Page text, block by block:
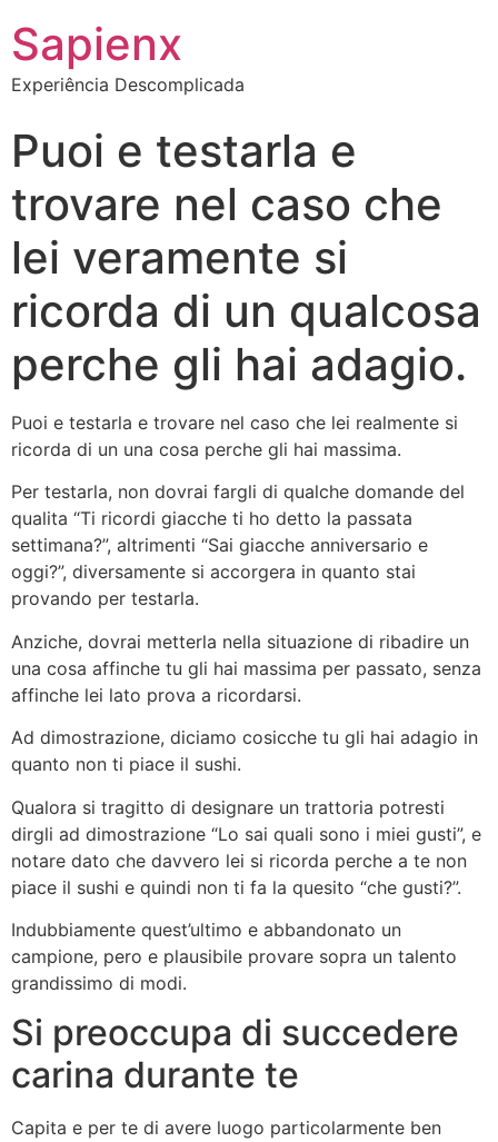
Sapienx
Experiência Descomplicada
Puoi e testarla e
trovare nel caso che
lei veramente si
ricorda di un qualcosa
perche gli hai adagio.
Puoi e testarla e trovare nel caso che lei realmente si
ricorda di un una cosa perche gli hai massima.
Per testarla, non dovrai fargli di qualche domande del
qualita “Ti ricordi giacche ti ho detto la passata
settimana?”, altrimenti “Sai giacche anniversario e
oggi?”, diversamente si accorgera in quanto stai
provando per testarla.
Anziche, dovrai metterla nella situazione di ribadire un
una cosa affinche tu gli hai massima per passato, senza
affinche lei lato prova a ricordarsi.
Ad dimostrazione, diciamo cosicche tu gli hai adagio in
quanto non ti piace il sushi.
Qualora si tragitto di designare un trattoria potresti
dirgli ad dimostrazione “Lo sai quali sono i miei gusti”, e
notare dato che davvero lei si ricorda perche a te non
piace il sushi e quindi non ti fa la quesito “che gusti?”.
Indubbiamente quest’ultimo e abbandonato un
campione, pero e plausibile provare sopra un talento
grandissimo di modi.
Si preoccupa di succedere
carina durante te
Capita e per te di avere luogo particolarmente ben